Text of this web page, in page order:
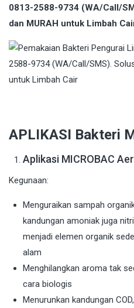
0813-2588-9734 (WA/Call/
dan MURAH untuk Limbah
APLIKASI Bakteri
Aplikasi MICROBAC
Kegunaan:
Menguraikan sampah
kandungan amoniak juga
menjadi elemen organik
alam
Menghilangkan aroma tak
cara biologis
Menurunkan kandungan